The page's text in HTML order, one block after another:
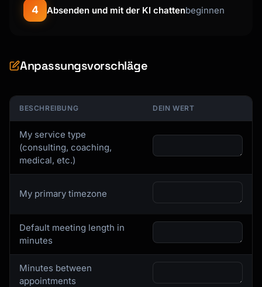
[{"start": "09:00", "end": "12:00"}]}
    ]
```json
{
  "schedulingRules": {
    "bufferBefore": 15,
    "bufferAfter": 15,
    "minimumNotice": 24,
    "slotDuration": 30,
    "dailyLimit": 8,
    "preventBackToBack": false
  }
}
```
4 Absenden und mit der KI chattenbeginnen
Anpassungsvorschläge
BESCHREIBUNG DEIN WERT
My service type
(consulting, coaching,
medical, etc.)
My primary timezone
Default meeting length in
minutes
Minutes between
appointments